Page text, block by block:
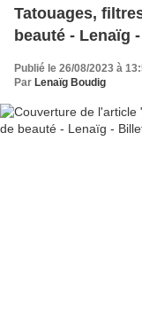
Tatouages,
beauté - Lenaïg
Publié le 26/08/2023 à
Par Lenaïg Boudig